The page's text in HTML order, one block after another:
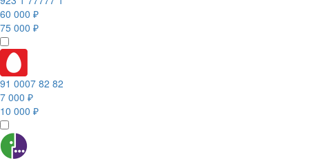
60 000 ₽
75 000 ₽
91 0007 82 82
7 000 ₽
10 000 ₽